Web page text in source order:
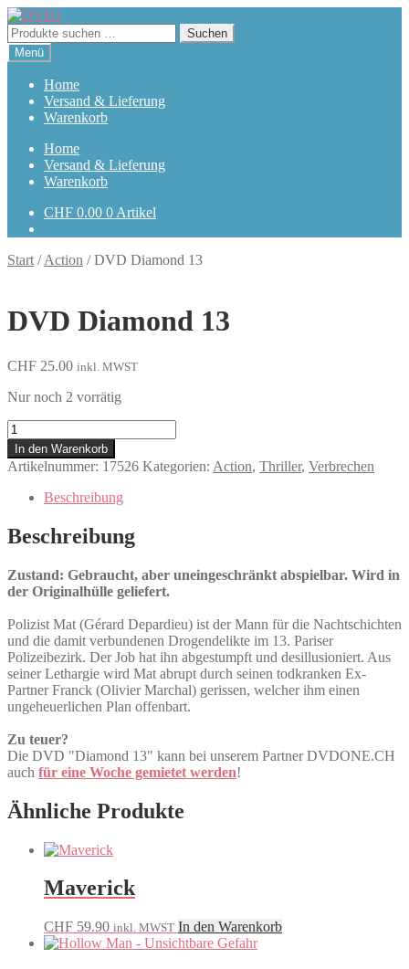
Zur
Navigation
springen
Zum
Inhalt
springen
Suchen
nach:
Suchen
Menü
Home
Versand & Lieferung
Warenkorb
Home
Versand & Lieferung
Warenkorb
CHF 0.00 0 Artikel
Start /Action /DVD Diamond 13
DVD Diamond 13
CHF 25.00 inkl. MWST
Nur noch 2 vorrätig
Diamond
13
Menge
In den Warenkorb
Artikelnummer: 17526 Kategorien: Action, Thriller, Verbrechen
Beschreibung
Beschreibung
Zustand: Gebraucht, aber uneingeschränkt abspielbar. Wird in
der Originalhülle geliefert.
Polizist Mat (Gérard Depardieu) ist der Mann für die Nachtschichten
und die damit verbundenen Drogendelikte im 13. Pariser
Polizeibezirk. Der Job hat ihn abgestumpft und desillusioniert. Aus
seiner Lethargie wird Mat abrupt durch seinen todkranken Ex-
Partner Franck (Olivier Marchal) gerissen, welcher ihm einen
ungeheuerlichen Plan offenbart.
Zu teuer?
Die DVD "Diamond 13" kann bei unserem Partner DVDONE.CH
auch für eine Woche gemietet werden!
Ähnliche Produkte
Maverick
CHF 59.90 inkl. MWST In den Warenkorb